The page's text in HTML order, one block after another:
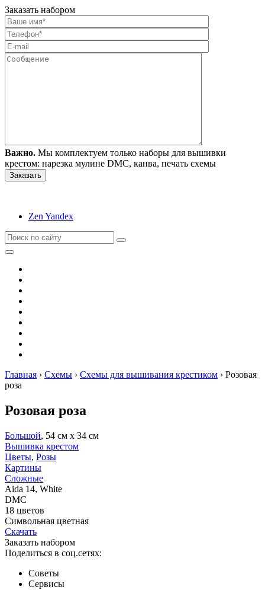
Заказать набором
Важно. Мы комплектуем только наборы для вышивки
крестом: нарезка мулине DMC, канва, печать схемы
Zen Yandex
Главная › Схемы › Схемы для вышивания крестиком › Розовая
роза
Розовая роза
Большой, 54 см х 34 см
Вышивка крестом
Цветы, Розы
Картины
Сложные
Aida 14, White
DMC
18 цветов
Символьная цветная
Скачать
Заказать набором
Поделиться в соц.сетях:
Советы
Сервисы